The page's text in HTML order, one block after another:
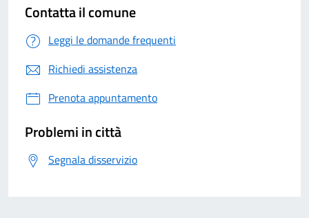
Contatta il comune
Leggi le domande frequenti
Richiedi assistenza
Prenota appuntamento
Problemi in città
Segnala disservizio